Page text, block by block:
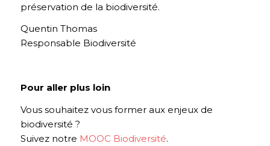
préservation de la biodiversité.
Quentin Thomas
Responsable Biodiversité
Pour aller plus loin
Vous souhaitez vous former aux enjeux de
biodiversité ?
Suivez notre MOOC Biodiversité.